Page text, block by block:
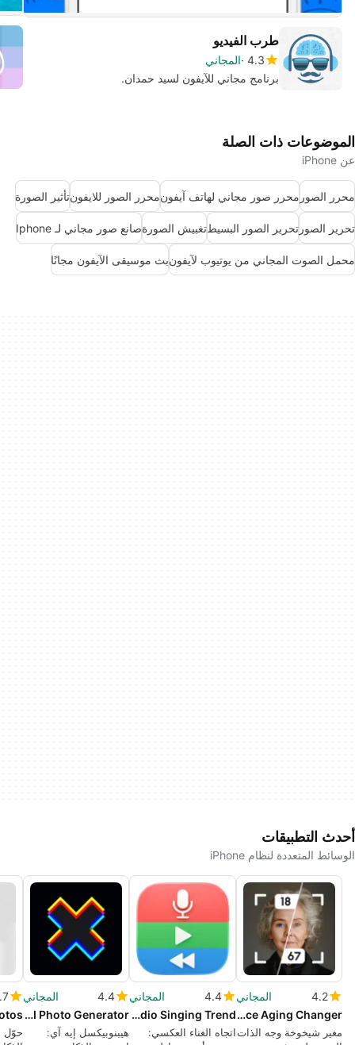
طرب الفيديو
4.3 المجاني
برنامج مجاني للآيفون لسيد حمدان.
الموضوعات ذات الصلة
عن iPhone
محرر الصور محرر صور مجاني لهاتف آيفونمحرر الصور للايفونتأثير الصورة
تحرير الصور تحرير الصور البسيطتغبيش الصورةصانع صور مجاني لـ Iphone
محمل الصوت المجاني من يوتيوب لآيفونبث موسيقى الآيفون مجانًا
أحدث التطبيقات
الوسائط المتعددة لنظام iPhone
4.2
المجاني
Future Self Face Aging Changer
مغير شيخوخة وجه الذات
4.4
المجاني
Reverse Audio Singing Trend
اتجاه الغناء العكسي:
4.4
المجاني
HypnoPixelsAI Photo Generator
هيبنوبيكسل إيه آي:
حوّل